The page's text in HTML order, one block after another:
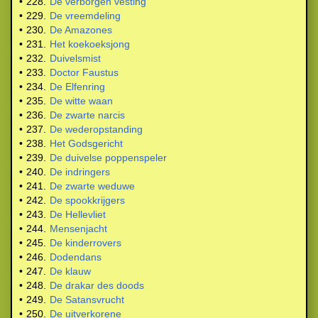
• 229.
De vreemdeling
• 230.
De Amazones
• 231.
Het koekoeksjong
• 232.
Duivelsmist
• 233.
Doctor Faustus
• 234.
De Elfenring
• 235.
De witte waan
• 236.
De zwarte narcis
• 237.
De wederopstanding
• 238.
Het Godsgericht
• 239.
De duivelse poppenspeler
• 240.
De indringers
• 241.
De zwarte weduwe
• 242.
De spookkrijgers
• 243.
De Hellevliet
• 244.
Mensenjacht
• 245.
De kinderrovers
• 246.
Dodendans
• 247.
De klauw
• 248.
De drakar des doods
• 249.
De Satansvrucht
• 250. De uitverkorene